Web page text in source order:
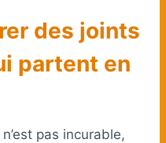
des joints
partent en
pas incurable,